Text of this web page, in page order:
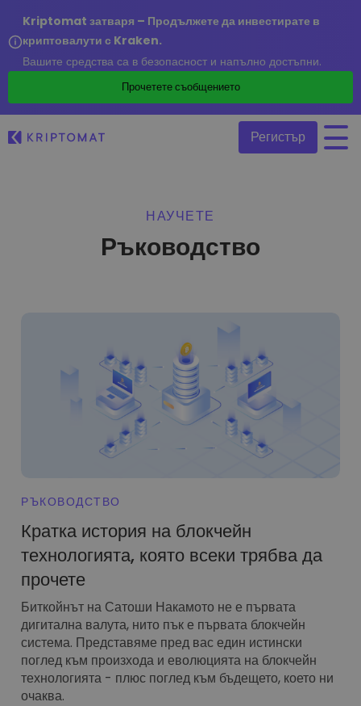
Kriptomat затваря – Продължете да инвестирате в
криптовалути с Kraken.
Вашите средства са в безопасност и напълно достъпни.
Прочетете съобщението
Над 300+ криптовалути
Топ печеливши & губещи
Ако бях купил за 100 €…
...днес щеше да струва
Интелигентни портфолиа
Интелигентен начин за инвестиране в криптовалути
Kriptomat Портфейл
Сигурен и опростен портфейл за криптовалута
Печелете награди с вашата криптовалута
Спестете криптовалута за вашето бъдеще
Повтаряща се печалба
Редовно планирани инвестиции (DCA)
Сигнали за цените
Актуализации на цените на любимите ви токени в реално време
Регистър
/
НАУЧЕТЕ
Ръководство
РЪКОВОДСТВО
Кратка история на блокчейн
технологията, която всеки трябва да
прочете
Биткойнът на Сатоши Накамото не е първата
дигитална валута, нито пък е първата блокчейн
система. Представяме пред вас един истински
поглед към произхода и еволюцията на блокчейн
технологията - плюс поглед към бъдещето, което ни
очаква.